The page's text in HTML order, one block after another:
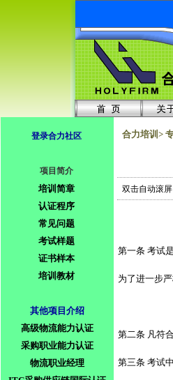
登录合力社区
项目简介
培训简章
认证程序
常见问题
考试样题
证书样本
培训教材
其他项目介绍
高级物流能力认证
采购职业能力认证
物流职业经理
合力培训>
双击自动滚屏
第一条 考试
为了进一步
第二条 凡符
第三条 考试